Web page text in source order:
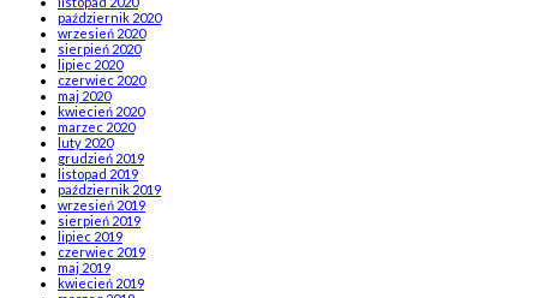
październik 2020
wrzesień 2020
sierpień 2020
lipiec 2020
czerwiec 2020
maj 2020
kwiecień 2020
marzec 2020
luty 2020
grudzień 2019
listopad 2019
październik 2019
wrzesień 2019
sierpień 2019
lipiec 2019
czerwiec 2019
maj 2019
kwiecień 2019